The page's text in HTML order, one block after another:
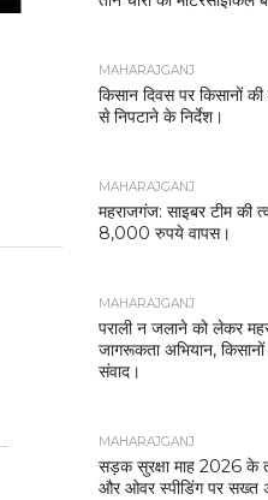
MAHARAJGANJ
किसान दिवस पर किसानों
से निपटाने के निर्देश।
MAHARAJGANJ
महराजगंज: साइबर टीम की
8,000 रुपये वापस।
MAHARAJGANJ
पराली न जलाने को लेकर
जागरूकता अभियान,
संवाद।
MAHARAJGANJ
सड़क सुरक्षा माह 2026 के
और ओवर स्पीडिंग पर सख्त